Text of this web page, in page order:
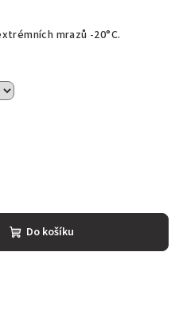
mrazů -20°C.
Do košíku